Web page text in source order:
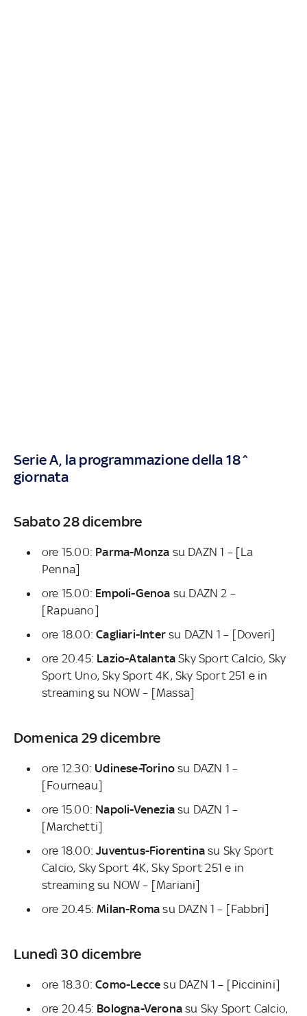
Serie A, la programmazione della 18^
giornata
Sabato 28 dicembre
ore 15.00: Parma-Monza su DAZN 1 – [La
Penna]
ore 15.00: Empoli-Genoa su DAZN 2 –
[Rapuano]
ore 18.00:Cagliari-Inter su DAZN 1 – [Doveri]
ore 20.45: Lazio-AtalantaSky Sport Calcio, Sky
Sport Uno, Sky Sport 4K, Sky Sport 251 e in
streaming su NOW – [Massa]
Domenica 29 dicembre
ore 12.30: Udinese-Torinosu DAZN 1 –
[Fourneau]
ore 15.00: Napoli-Veneziasu DAZN 1 –
[Marchetti]
ore 18.00:Juventus-Fiorentina su Sky Sport
Calcio, Sky Sport 4K, Sky Sport 251 e in
streaming su NOW – [Mariani]
ore 20.45:Milan-Roma su DAZN 1 – [Fabbri]
Lunedì 30 dicembre
ore 18.30:Como-Leccesu DAZN 1 – [Piccinini]
ore 20.45: Bologna-Veronasu Sky Sport Calcio,